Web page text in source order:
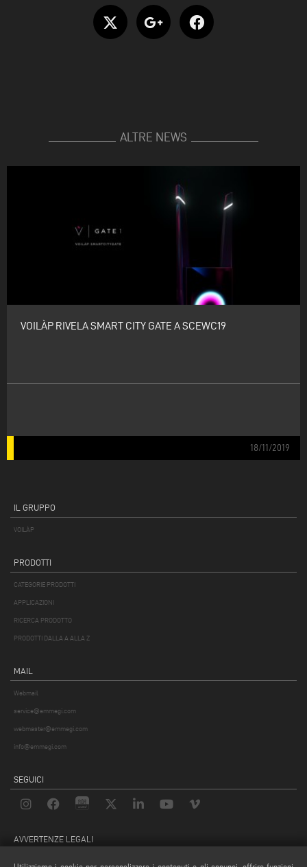
ALTRE NEWS
VOILÀP RIVELA SMART CITY GATE A SCEWC19
18/11/2019
IL GRUPPO
VOILÀP
PRODOTTI
CATEGORIE PRODOTTI
APPLICAZIONI
RICERCA PRODOTTO
PRODOTTI DALLA A ALLA Z
MAIL
Webmail
service@emmegi.com
webmaster@emmegi.com
info@emmegi.com
SEGUICI
AVVERTENZE LEGALI